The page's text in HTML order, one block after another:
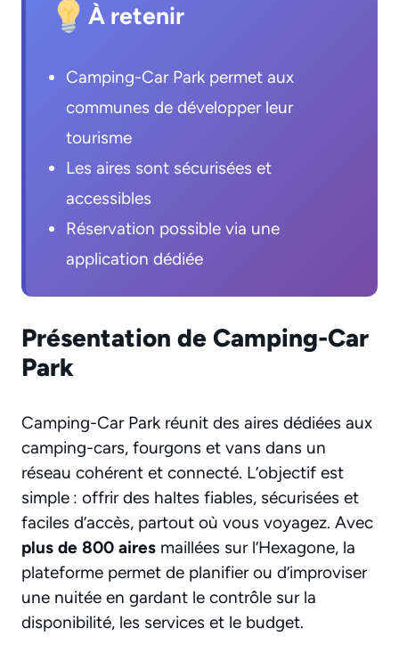
À retenir
Camping-Car Park permet aux
communes de développer leur
tourisme
Les aires sont sécurisées et
accessibles
Réservation possible via une
application dédiée
Présentation de Camping-Car
Park
Camping-Car Park réunit des aires dédiées aux
camping-cars, fourgons et vans dans un
réseau cohérent et connecté. L’objectif est
simple : offrir des haltes fiables, sécurisées et
faciles d’accès, partout où vous voyagez. Avec
plus de 800 aires maillées sur l’Hexagone, la
plateforme permet de planifier ou d’improviser
une nuitée en gardant le contrôle sur la
disponibilité, les services et le budget.